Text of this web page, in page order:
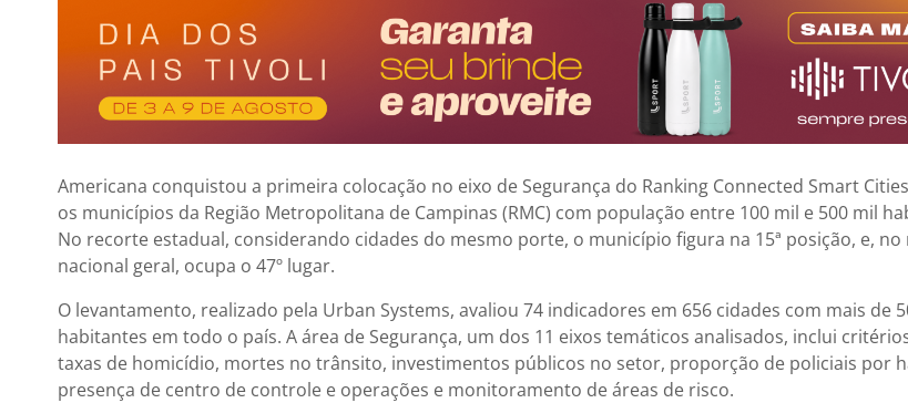
Americana conquistou a primeira colocação no eixo de Segurança do Ranking Connected Smart
os municípios da Região Metropolitana de Campinas (RMC) com população entre 100 mil e 500 mil
No recorte estadual, considerando cidades do mesmo porte, o município figura na 15ª posição, e, no
nacional geral, ocupa o 47º lugar.
O levantamento, realizado pela Urban Systems, avaliou 74 indicadores em 656 cidades com mais de
habitantes em todo o país. A área de Segurança, um dos 11 eixos temáticos analisados, inclui
taxas de homicídio, mortes no trânsito, investimentos públicos no setor, proporção de policiais por
presença de centro de controle e operações e monitoramento de áreas de risco.